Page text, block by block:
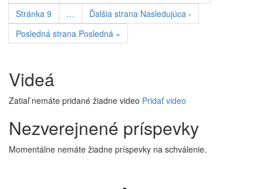
Stránka 9 … Ďalšia strana Nasledujúca ›
Posledná strana Posledná »
Videá
Zatiaľ nemáte pridané žiadne video Pridať video
Nezverejnené príspevky
Momentálne nemáte žiadne príspevky na schválenie.